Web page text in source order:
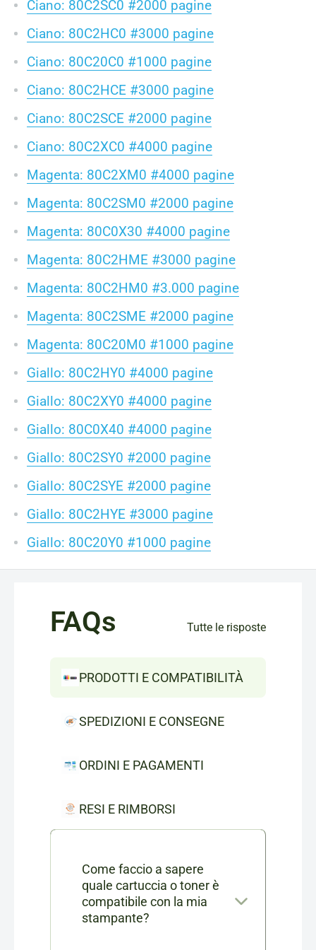
Ciano: 80C2SC0 #2000 pagine
Ciano: 80C2HC0 #3000 pagine
Ciano: 80C20C0 #1000 pagine
Ciano: 80C2HCE #3000 pagine
Ciano: 80C2SCE #2000 pagine
Ciano: 80C2XC0 #4000 pagine
Magenta: 80C2XM0 #4000 pagine
Magenta: 80C2SM0 #2000 pagine
Magenta: 80C0X30 #4000 pagine
Magenta: 80C2HME #3000 pagine
Magenta: 80C2HM0 #3.000 pagine
Magenta: 80C2SME #2000 pagine
Magenta: 80C20M0 #1000 pagine
Giallo: 80C2HY0 #4000 pagine
Giallo: 80C2XY0 #4000 pagine
Giallo: 80C0X40 #4000 pagine
Giallo: 80C2SY0 #2000 pagine
Giallo: 80C2SYE #2000 pagine
Giallo: 80C2HYE #3000 pagine
Giallo: 80C20Y0 #1000 pagine
FAQs Tutte le risposte
PRODOTTI E COMPATIBILITÀ
SPEDIZIONI E CONSEGNE
ORDINI E PAGAMENTI
RESI E RIMBORSI
Come faccio a sapere
quale cartuccia o toner è
compatibile con la mia
stampante?